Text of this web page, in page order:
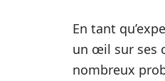
En tant
un œil sur ses
nombreux